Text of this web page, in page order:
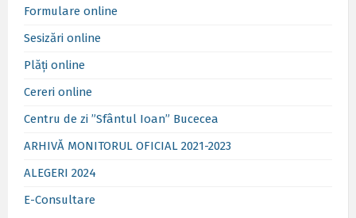
Formulare online
Sesizări online
Plăți online
Cereri online
Centru de zi ”Sfântul Ioan” Bucecea
ARHIVĂ MONITORUL OFICIAL 2021-2023
ALEGERI 2024
E-Consultare